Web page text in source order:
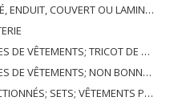
TEXTILES D'UN TYPE ADAPTÉ À L'USAGE INDUSTRIEL
TRICOT DE BONNETERIE
VÊTEMENTS; NON BONNETERIE
PORTÉS ET ARTICLES TEXTILES USÉS; RAGS